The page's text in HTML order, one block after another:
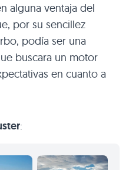
alguna ventaja del
por su sencillez
podía ser una
buscara un motor
en cuanto a
: